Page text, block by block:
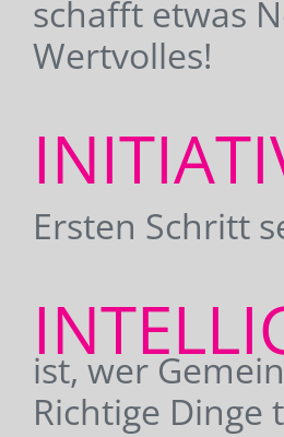
schafft etwas
Wertvolles!
Ersten Schritt
ist, wer
Richtige Dinge